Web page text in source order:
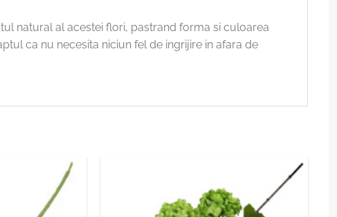
natural al acestei flori, pastrand forma si culoarea
ca nu necesita niciun fel de ingrijire in afara de